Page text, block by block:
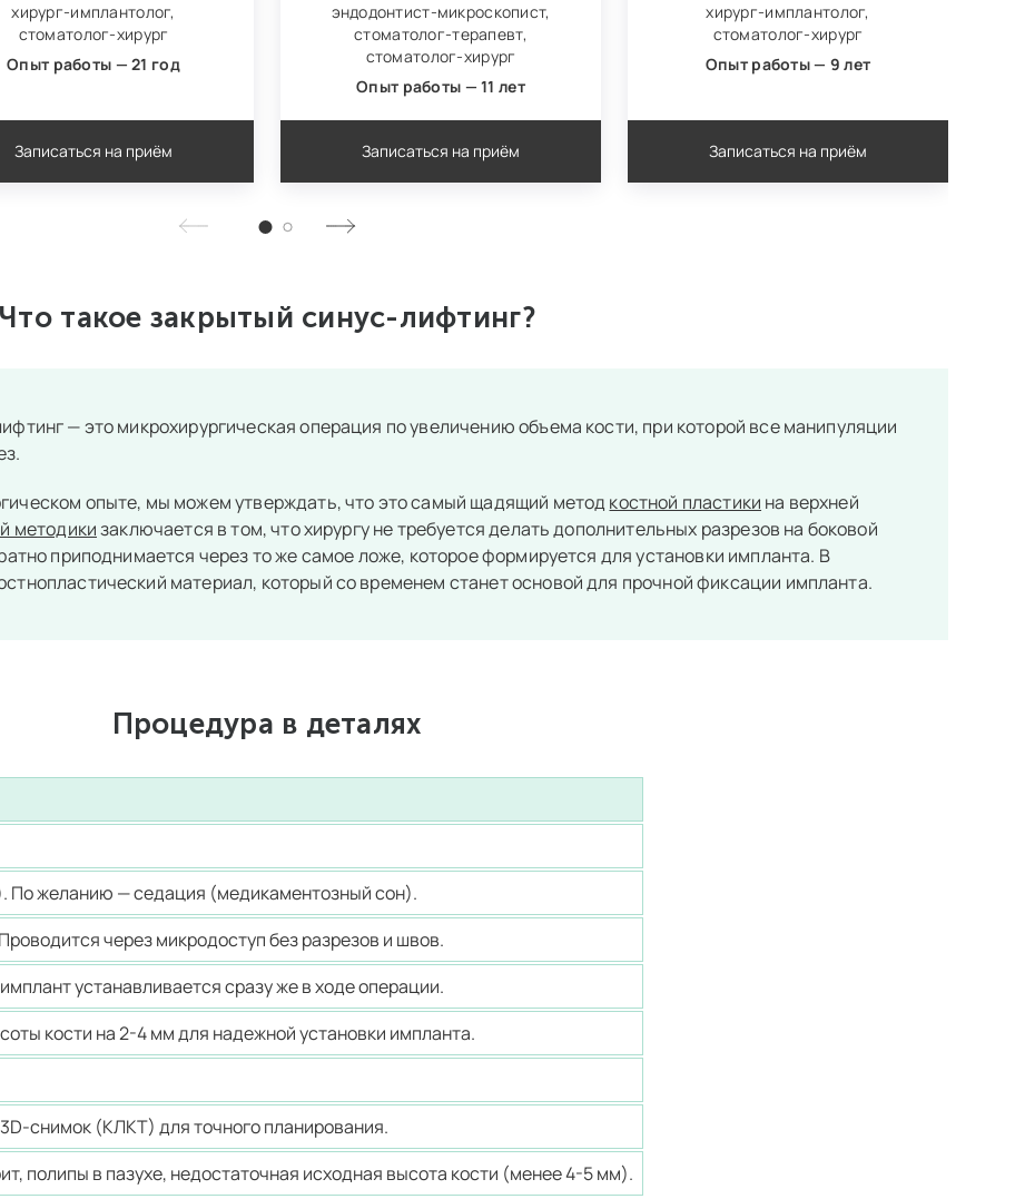
хирург‑имплантолог,
стоматолог‑хирург
Опыт работы — 21 год
Записаться на приём
эндодонтист‑микроскопист,
стоматолог-терапевт,
стоматолог‑хирург
Опыт работы — 11 лет
Записаться на приём
хирург‑имплантолог,
стоматолог‑хирург
Опыт работы — 9 лет
Записаться на приём
Что такое закрытый синус-лифтинг?
— это микрохирургическая операция по увеличению объема кости, при которой все манипуляции
опыте, мы можем утверждать, что это самый щадящий метод костной пластики на верхней
методикизаключается в том, что хирургу не требуется делать дополнительных разрезов на боковой
приподнимается через то же самое ложе, которое формируется для установки импланта. В
материал, который со временем станет основой для прочной фиксации импланта.
Процедура в деталях
По желанию — седация (медикаментозный сон).
через микродоступ без разрезов и швов.
устанавливается сразу же в ходе операции.
кости на 2-4 мм для надежной установки импланта.
снимок (КЛКТ) для точного планирования.
полипы в пазухе, недостаточная исходная высота кости (менее 4-5 мм).